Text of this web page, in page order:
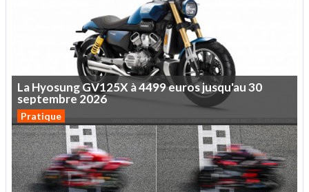
LaHyosungGV125X à4499eurosjusqu'au 30
septembre2026
Pratique